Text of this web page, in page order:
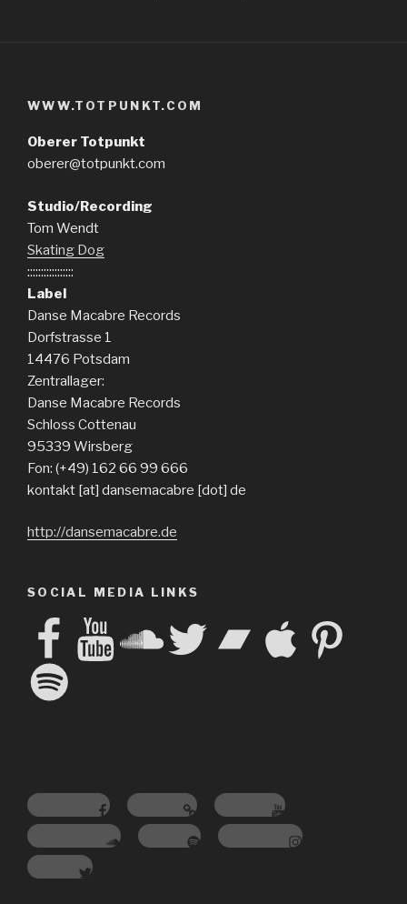
WWW.TOTPUNKT.COM
Oberer Totpunkt
oberer@totpunkt.com
Studio/Recording
Tom Wendt
Skating Dog
:::::::::::::::::
Label
Danse Macabre Records
Dorfstrasse 1
14476 Potsdam
Zentrallager:
Danse Macabre Records
Schloss Cottenau
95339 Wirsberg
Fon: (+49) 162 66 99 666
kontakt [at] dansemacabre [dot] de
http://dansemacabre.de
SOCIAL MEDIA LINKS
FacebookYouTube SoundCloud
Twitter Apple Pinterest
Spotify
Facebook Amazon
Youtube
Soundcloud
Spotify
Instagram
Twitter